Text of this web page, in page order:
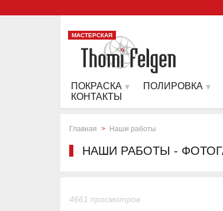
МАСТЕРСКАЯ
ПОКРАСКА ПОЛИРОВКА
КОНТАКТЫ
Главная > Наши работы
НАШИ РАБОТЫ -
4661 просмотров